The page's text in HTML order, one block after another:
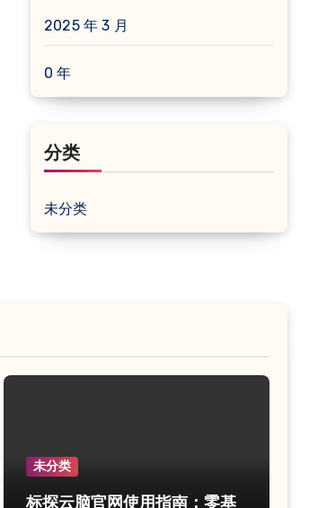
2025 年 3 月
0 年
分类
未分类
未分类
标探云脑官网使用指南：零基